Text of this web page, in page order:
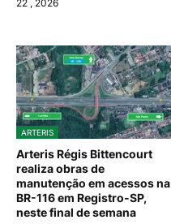
22 , 2026
ARTERIS
Arteris Régis Bittencourt
realiza obras de
manutenção em acessos na
BR-116 em Registro-SP,
neste final de semana